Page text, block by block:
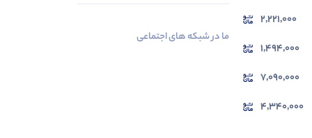
2,221,000
1,494,000
7,090,000
4,340,000
ما در شبکه های اجتماعی